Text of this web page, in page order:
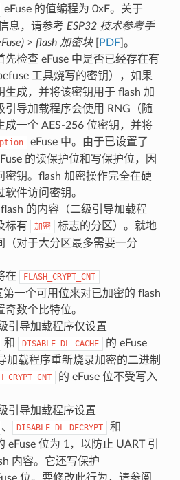
eFuse 的值编程为 0xF。关于
息，请参考 ESP32 技术参考手
> flash 加密块[ PDF]。
先检查 eFuse 中是否已经存在有
工具烧写的密钥），如果
生成，并将该密钥用于 flash 加
引导加载程序会使用 RNG（随
成一个 AES-256 位密钥，并将
eFuse 中。由于已设置了
的读保护位和写保护位，因
密钥。flash 加密操作完全在硬
件访问密钥。
的内容（二级引导加载程
标有
加密
标志的分区）。就地
（对于大分区最多需要一分
在
FLASH_CRYPT_CNT
一个可用位来对已加密的 flash
数个比特位。
引导加载程序仅设置
和 DISABLE_DL_CACHE
的 eFuse
加载程序重新烧录加密的二进制
的 eFuse 位不受写入
引导加载程序设置
、 DISABLE_DL_DECRYPT 和
eFuse 位为 1，以防止 UART 引
内容。它还写保护